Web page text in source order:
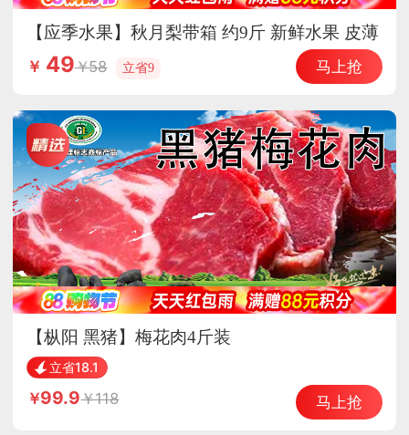
【应季水果】秋月梨带箱 约9斤 新鲜水果 皮薄
脆甜
￥ 49 58 立省9 马上抢
【枞阳 黑猪】梅花肉4斤装
立省18.1
99.9 118 马上抢